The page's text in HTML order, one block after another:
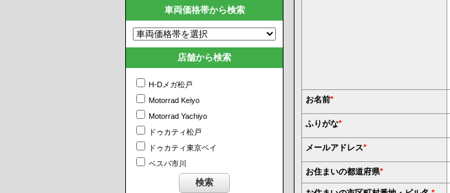
車両価格帯から検索
店舗から検索
H-Dメガ松戸
Motorrad Keiyo
Motorrad Yachiyo
ドゥカティ松戸
ドゥカティ東京ベイ
ベスパ市川
お名前*
ふりがな*
メールアドレス*
お住まいの都道府県*